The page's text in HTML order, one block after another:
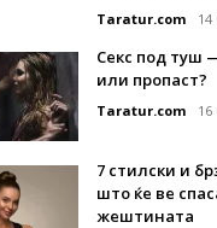
Taratur.com 14
Секс под туш
или пропаст?
Taratur.com 16
7 стилски и
што ќе ве
жештината